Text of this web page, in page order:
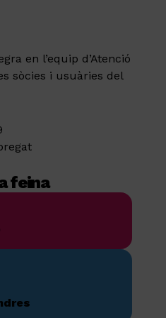
en l’equip d’Atenció
sòcies i usuàries del
feina